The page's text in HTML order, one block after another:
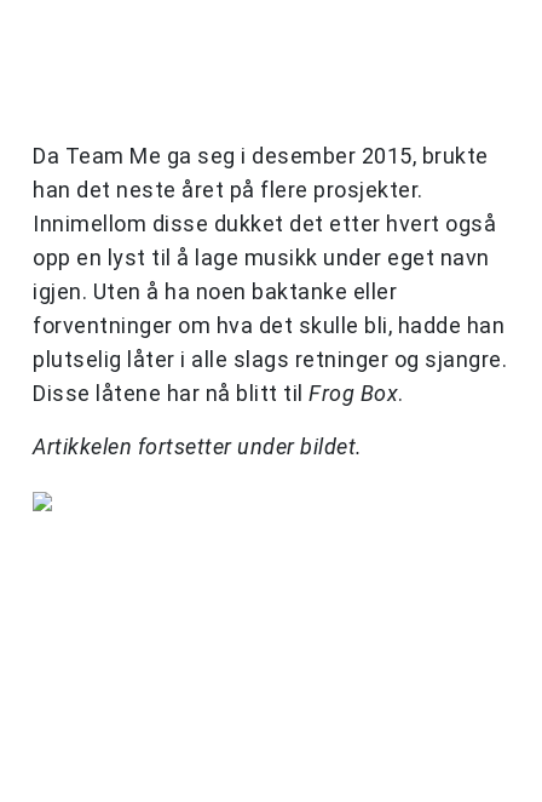
Da Team Me ga seg i desember 2015, brukte
han det neste året på flere prosjekter.
Innimellom disse dukket det etter hvert også
opp en lyst til å lage musikk under eget navn
igjen. Uten å ha noen baktanke eller
forventninger om hva det skulle bli, hadde han
plutselig låter i alle slags retninger og sjangre.
Disse låtene har nå blitt til Frog Box.
Artikkelen fortsetter under bildet.